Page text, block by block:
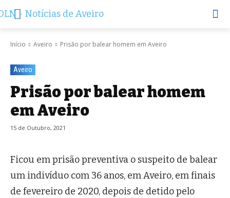
Início Aveiro Prisão por balear homem em Aveiro
Aveiro
Prisão por balear homem
em Aveiro
15 de Outubro, 2021
Ficou em prisão preventiva o suspeito de balear
um indivíduo com 36 anos, em Aveiro, em finais
de fevereiro de 2020, depois de detido pelo